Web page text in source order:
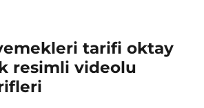
tarifi oktay
resimli videolu